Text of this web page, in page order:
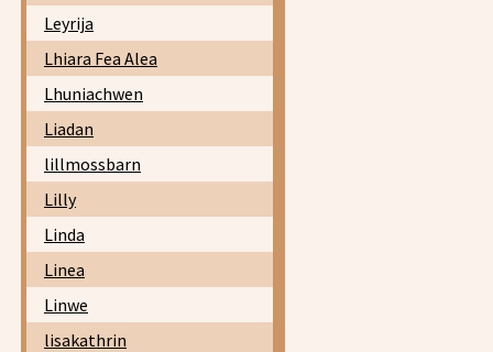
Leyrija
Lhiara Fea Alea
Lhuniachwen
Liadan
lillmossbarn
Lilly
Linda
Linea
Linwe
lisakathrin